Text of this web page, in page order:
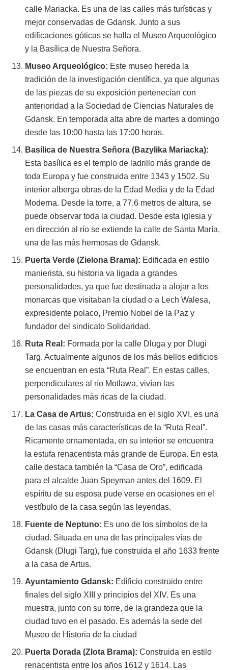
calle Mariacka. Es una de las calles más turísticas y
mejor conservadas de Gdansk. Junto a sus
edificaciones góticas se halla el Museo Arqueológico
y la Basílica de Nuestra Señora.
Museo Arqueológico: Este museo hereda la
tradición de la investigación científica, ya que algunas
de las piezas de su exposición pertenecían con
anterioridad a la Sociedad de Ciencias Naturales de
Gdansk. En temporada alta abre de martes a domingo
desde las 10:00 hasta las 17:00 horas.
Basílica de Nuestra Señora (Bazylika Mariacka):
Esta basílica es el templo de ladrillo más grande de
toda Europa y fue construida entre 1343 y 1502. Su
interior alberga obras de la Edad Media y de la Edad
Moderna. Desde la torre, a 77,6 metros de altura, se
puede observar toda la ciudad. Desde esta iglesia y
en dirección al río se extiende la calle de Santa María,
una de las más hermosas de Gdansk.
Puerta Verde (Zielona Brama): Edificada en estilo
manierista, su historia va ligada a grandes
personalidades, ya que fue destinada a alojar a los
monarcas que visitaban la ciudad o a Lech Walesa,
expresidente polaco, Premio Nobel de la Paz y
fundador del sindicato Solidaridad.
Ruta Real: Formada por la calle Dluga y por Dlugi
Targ. Actualmente algunos de los más bellos edificios
se encuentran en esta “Ruta Real”. En estas calles,
perpendiculares al río Motlawa, vivían las
personalidades más ricas de la ciudad.
La Casa de Artus: Construida en el siglo XVI, es una
de las casas más características de la “Ruta Real”.
Ricamente ornamentada, en su interior se encuentra
la estufa renacentista más grande de Europa. En esta
calle destaca también la “Casa de Oro”, edificada
para el alcalde Juan Speyman antes del 1609. El
espíritu de su esposa pude verse en ocasiones en el
vestíbulo de la casa según las leyendas.
Fuente de Neptuno: Es uno de los símbolos de la
ciudad. Situada en una de las principales vías de
Gdansk (Dlugi Targ), fue construida el año 1633 frente
a la casa de Artus.
Ayuntamiento Gdansk: Edificio construido entre
finales del siglo XIII y principios del XIV. Es una
muestra, junto con su torre, de la grandeza que la
ciudad tuvo en el pasado. Es además la sede del
Museo de Historia de la ciudad
Puerta Dorada (Zlota Brama): Construida en estilo
renacentista entre los años 1612 y 1614. Las